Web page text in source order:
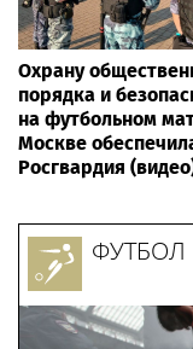
Охрану
порядка и
на футбольном
Москве
Росгвардия
ФУТБОЛ